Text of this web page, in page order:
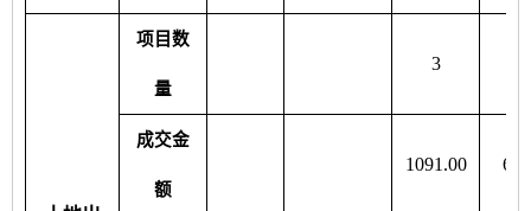
项目数
量
3
成交金
额
1091.00